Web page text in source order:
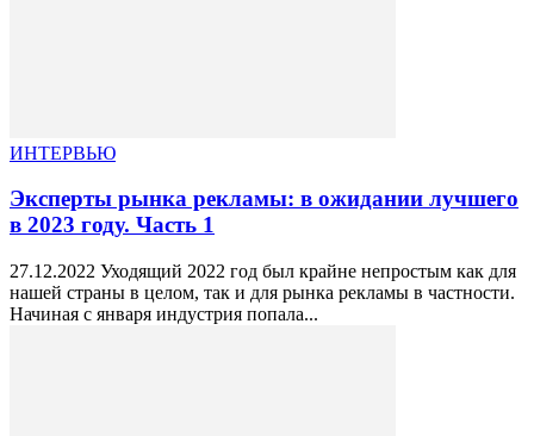
ИНТЕРВЬЮ
Эксперты рынка рекламы: в ожидании лучшего
в 2023 году. Часть 1
27.12.2022 Уходящий 2022 год был крайне непростым как для
нашей страны в целом, так и для рынка рекламы в частности.
Начиная с января индустрия попала...